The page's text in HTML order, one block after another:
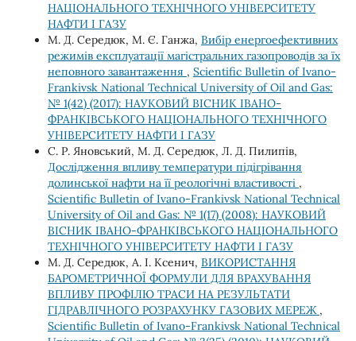
НАЦІОНАЛЬНОГО ТЕХНІЧНОГО УНІВЕРСИТЕТУ
НАФТИ І ГАЗУ
М. Д. Середюк, М. Є. Ганжа, Вибір енергоефективних
режимів експлуатації магістральних газопроводів за їх
неповного завантаження , Scientific Bulletin of Ivano-
Frankivsk National Technical University of Oil and Gas:
№ 1(42) (2017): НАУКОВИЙ ВІСНИК ІВАНО-
ФРАНКІВСЬКОГО НАЦІОНАЛЬНОГО ТЕХНІЧНОГО
УНІВЕРСИТЕТУ НАФТИ І ГАЗУ
С. Р. Яновський, М. Д. Середюк, Л. Д. Пилипів,
Дослідження впливу температури підігрівання
долинської нафти на її реологічні властивості ,
Scientific Bulletin of Ivano-Frankivsk National Technical
University of Oil and Gas: № 1(17) (2008): НАУКОВИЙ
ВІСНИК ІВАНО-ФРАНКІВСЬКОГО НАЦІОНАЛЬНОГО
ТЕХНІЧНОГО УНІВЕРСИТЕТУ НАФТИ І ГАЗУ
М. Д. Середюк, А. І. Ксенич, ВИКОРИСТАННЯ
БАРОМЕТРИЧНОЇ ФОРМУЛИ ДЛЯ ВРАХУВАННЯ
ВПЛИВУ ПРОФІЛЮ ТРАСИ НА РЕЗУЛЬТАТИ
ГІДРАВЛІЧНОГО РОЗРАХУНКУ ГАЗОВИХ МЕРЕЖ ,
Scientific Bulletin of Ivano-Frankivsk National Technical